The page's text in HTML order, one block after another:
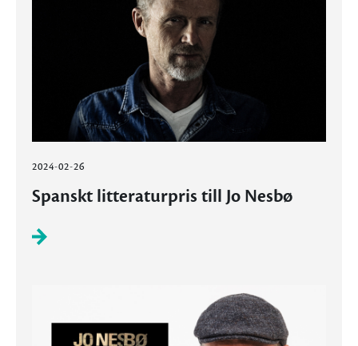
2024-02-26
Spanskt litteraturpris till Jo Nesbø